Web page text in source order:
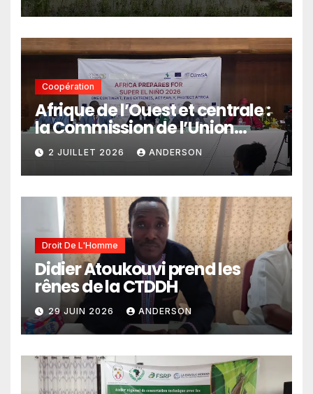
Coopération
Afrique de l’Ouest et centrale :
la Commission de l’Union
africaine veut renforcer
l’intégration des services
climatiques dans les
politiques publiques
2 JUILLET 2026 ANDERSON
Droit De L'Homme
Didier Atoukouvi prend les
rênes de la CTDDH
29 JUIN 2026 ANDERSON